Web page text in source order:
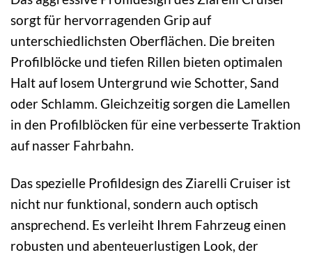
sorgt für hervorragenden Grip auf
unterschiedlichsten Oberflächen. Die breiten
Profilblöcke und tiefen Rillen bieten optimalen
Halt auf losem Untergrund wie Schotter, Sand
oder Schlamm. Gleichzeitig sorgen die Lamellen
in den Profilblöcken für eine verbesserte Traktion
auf nasser Fahrbahn.
Das spezielle Profildesign des Ziarelli Cruiser ist
nicht nur funktional, sondern auch optisch
ansprechend. Es verleiht Ihrem Fahrzeug einen
robusten und abenteuerlustigen Look, der